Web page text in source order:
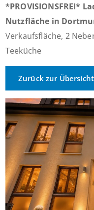
*PROVISIONSFREI*
Nutzfläche in
Verkaufsfläche, 2
Teeküche
Zurück zur Übersicht